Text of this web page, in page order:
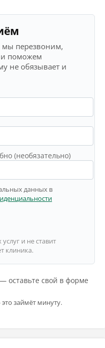
мы перезвоним,
и поможем
не обязывает и
(необязательно)
данных в
и не ставит
клиника.
оставьте свой в форме
займёт минуту.